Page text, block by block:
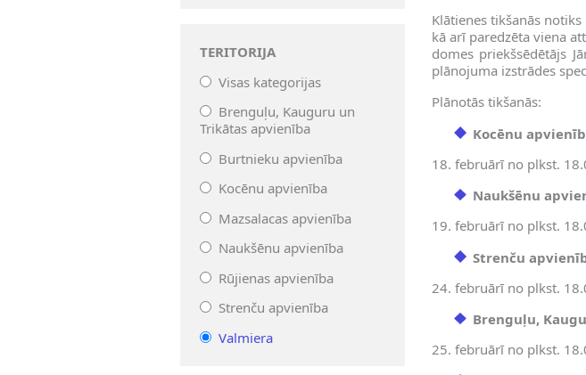
TERITORIJA
Visas kategorijas
Brenguļu, Kauguru un
Trikātas apvienība
Burtnieku apvienība
Kocēnu apvienība
Mazsalacas apvienība
Naukšēnu apvienība
Rūjienas apvienība
Strenču apvienība
Valmiera
Klātienes tikšanās notiks
kā arī paredzēta viena
domes priekšsēdētājs
plānojuma izstrādes
Plānotās tikšanās:
Kocēnu
18. februārī no plkst.
Naukšēnu
19. februārī no plkst.
Strenču
24. februārī no plkst.
Brenguļu,
25. februārī no plkst.